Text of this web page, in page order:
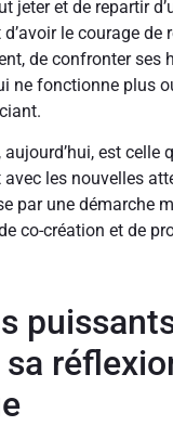
jeter et de repartir
le courage de
de confronter ses
ne fonctionne plus
est celle
les nouvelles
par une démarche
co-création et de